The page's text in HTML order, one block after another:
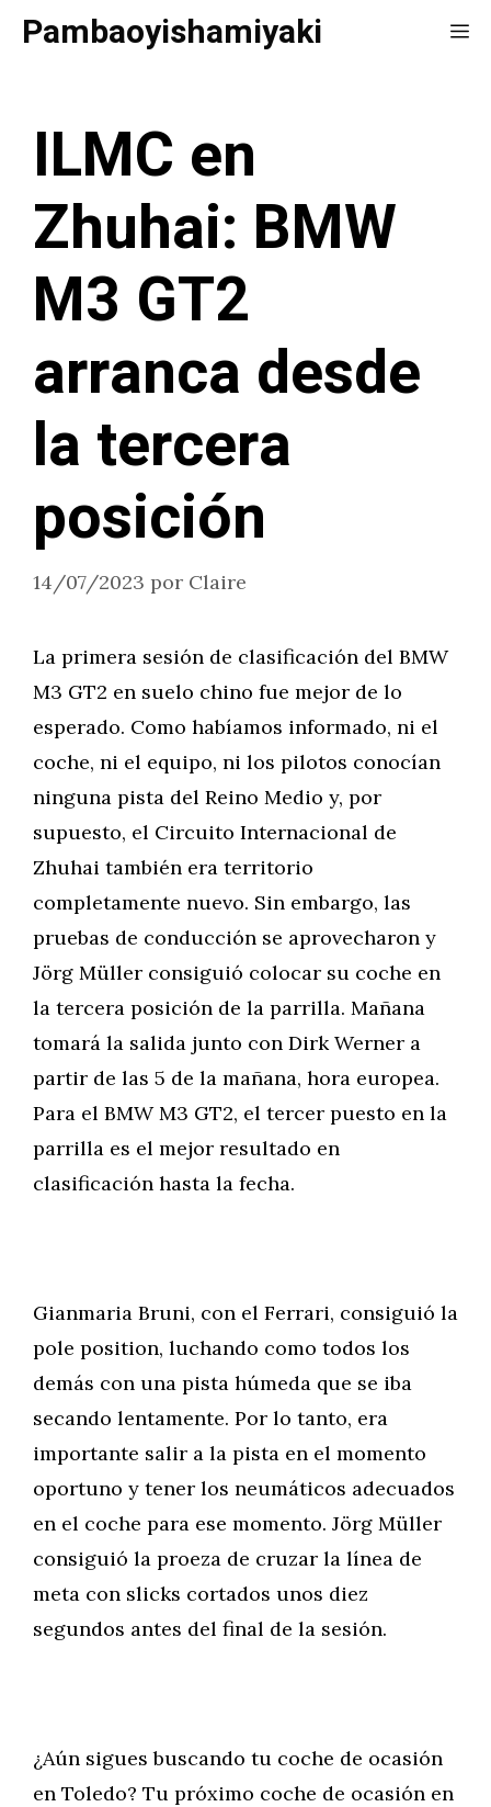
SaltarPambaoyishamiyaki
ILMC en
Zhuhai: BMW
M3 GT2
arranca desde
la tercera
posición
14/07/2023 por Claire
La primera sesión de clasificación del BMW
M3 GT2 en suelo chino fue mejor de lo
esperado. Como habíamos informado, ni el
coche, ni el equipo, ni los pilotos conocían
ninguna pista del Reino Medio y, por
supuesto, el Circuito Internacional de
Zhuhai también era territorio
completamente nuevo. Sin embargo, las
pruebas de conducción se aprovecharon y
Jörg Müller consiguió colocar su coche en
la tercera posición de la parrilla. Mañana
tomará la salida junto con Dirk Werner a
partir de las 5 de la mañana, hora europea.
Para el BMW M3 GT2, el tercer puesto en la
parrilla es el mejor resultado en
clasificación hasta la fecha.
Gianmaria Bruni, con el Ferrari, consiguió la
pole position, luchando como todos los
demás con una pista húmeda que se iba
secando lentamente. Por lo tanto, era
importante salir a la pista en el momento
oportuno y tener los neumáticos adecuados
en el coche para ese momento. Jörg Müller
consiguió la proeza de cruzar la línea de
meta con slicks cortados unos diez
segundos antes del final de la sesión.
¿Aún sigues buscando tu coche de ocasión
en Toledo? Tu próximo coche de ocasión en